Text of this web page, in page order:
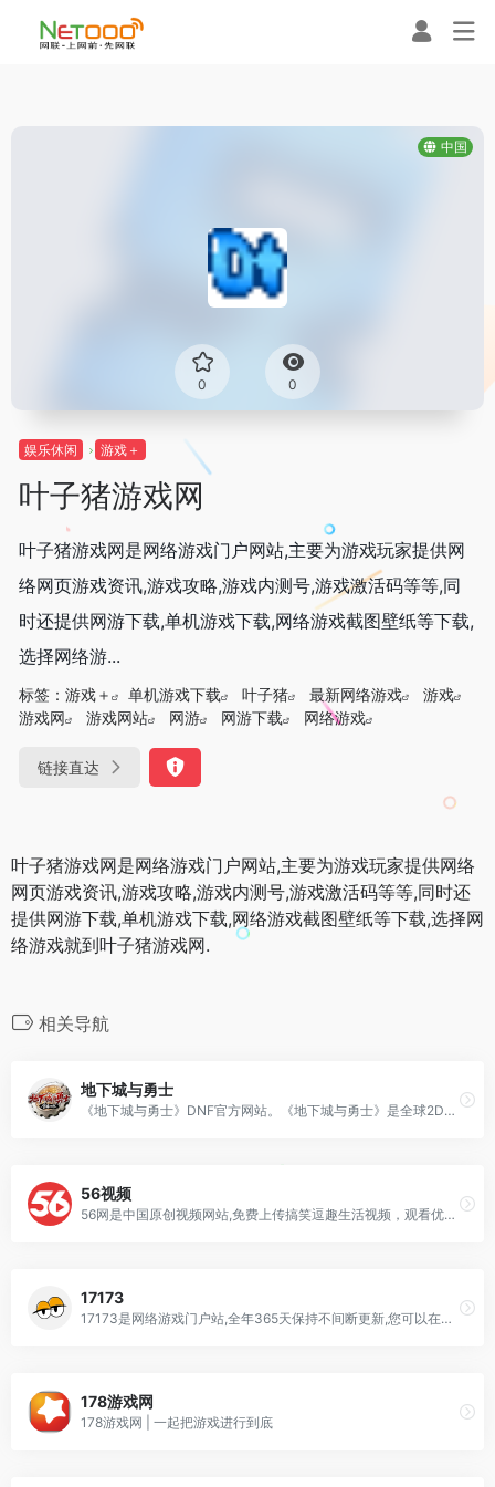
中国
0 0
娱乐休闲 游戏＋
叶子猪游戏网
叶子猪游戏网是网络游戏门户网站,主要为游戏玩家提供网
络网页游戏资讯,游戏攻略,游戏内测号,游戏激活码等等,同
时还提供网游下载,单机游戏下载,网络游戏截图壁纸等下载,
选择网络游...
标签： 游戏＋ 单机游戏下载 叶子猪 最新网络游戏
游戏
游戏网
游戏网站 网游 网游下载 网络游戏
链接直达
叶子猪游戏网是网络游戏门户网站,主要为游戏玩家提供网络
网页游戏资讯,游戏攻略,游戏内测号,游戏激活码等等,同时还
提供网游下载,单机游戏下载,网络游戏截图壁纸等下载,选择网
络游戏就到叶子猪游戏网.
相关导航
地下城与勇士
《地下城与勇士》DNF官方网站。《地下城与勇士》是全球2D横版格斗网络游戏(MMOACT)的先行者。无限连击的动作特性、极富多样化的职业分支、精准的操作与多样化副本体验，让玩家全方位体验打击爽快感。
56视频
56网是中国原创视频网站,免费上传搞笑逗趣生活视频，观看优质丰富的特色节目，关注感兴趣的原创导演和美女解说，快速分享及评论互动。
17173
17173是网络游戏门户站,全年365天保持不间断更新,您可以在这里获得专业的游戏新闻资讯,完善的游戏攻略专区,人气游戏论坛以及游戏测试账号等,是游戏玩家首选网络游戏资讯门户网站。
178游戏网
178游戏网 | 一起把游戏进行到底